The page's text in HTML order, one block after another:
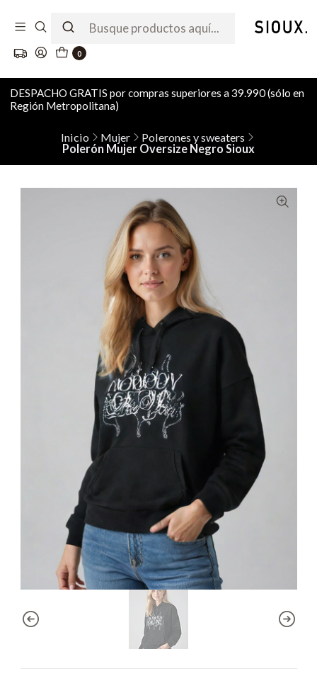
0
DESPACHO GRATIS por compras superiores a 39.990 (sólo en
Región Metropolitana)
Inicio Mujer
Polerones y sweaters
Polerón Mujer Oversize Negro Sioux